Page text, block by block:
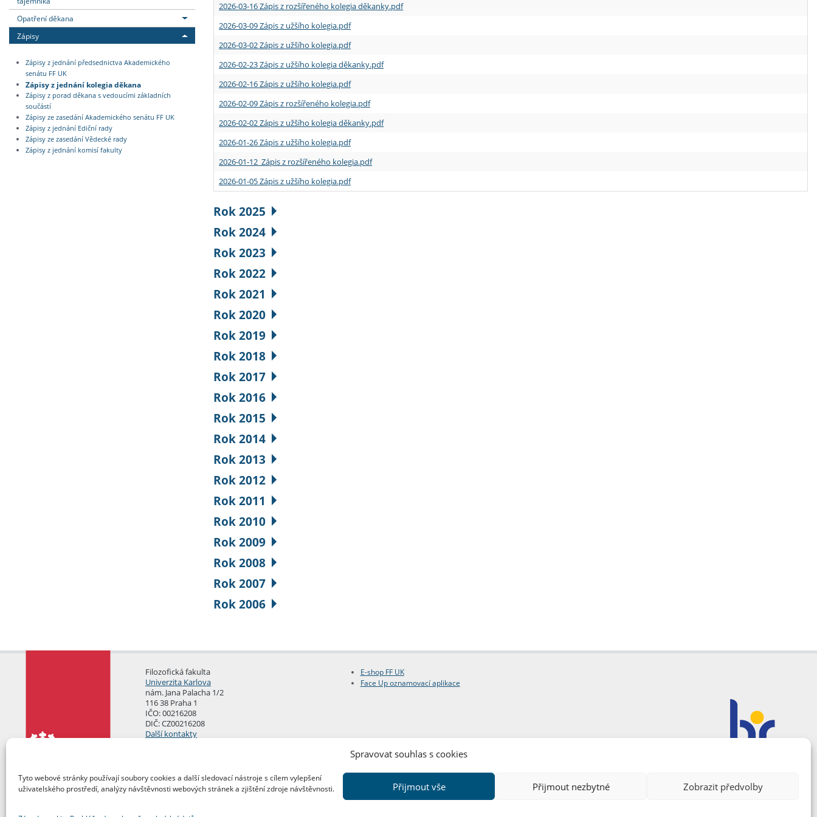
Spravovat souhlas s cookies
Tyto webové stránky používají soubory cookies a další sledovací nástroje s cílem vylepšení
uživatelského prostředí, analýzy návštěvnosti webových stránek a zjištění zdroje návštěvnosti.
Přijmout vše Přijmout nezbytné Zobrazit předvolby
Opatření děkana
Zápisy
Zápisy z jednání předsednictva Akademického
senátu FF UK
Zápisy z jednání kolegia děkana
Zápisy z porad děkana s vedoucími základních
součástí
Zápisy ze zasedání Akademického senátu FF UK
Zápisy z jednání Ediční rady
Zápisy ze zasedání Vědecké rady
Zápisy z jednání komisí fakulty
2026-03-16 Zápis z rozšířeného kolegia děkanky.pdf
2026-03-09 Zápis z užšího kolegia.pdf
2026-03-02 Zápis z užšího kolegia.pdf
2026-02-23 Zápis z užšího kolegia děkanky.pdf
2026-02-16 Zápis z užšího kolegia.pdf
2026-02-09 Zápis z rozšířeného kolegia.pdf
2026-02-02 Zápis z užšího kolegia děkanky.pdf
2026-01-26 Zápis z užšího kolegia.pdf
2026-01-12 Zápis z rozšířeného kolegia.pdf
2026-01-05 Zápis z užšího kolegia.pdf
Rok 2025
Rok 2024
Rok 2023
Rok 2022
Rok 2021
Rok 2020
Rok 2019
Rok 2018
Rok 2017
Rok 2016
Rok 2015
Rok 2014
Rok 2013
Rok 2012
Rok 2011
Rok 2010
Rok 2009
Rok 2008
Rok 2007
Rok 2006
Filozofická fakulta
Univerzita Karlova
nám. Jana Palacha 1/2
116 38 Praha 1
IČO: 00216208
DIČ: CZ00216208
Další kontakty
E-shop FF UK
Face Up oznamovací aplikace